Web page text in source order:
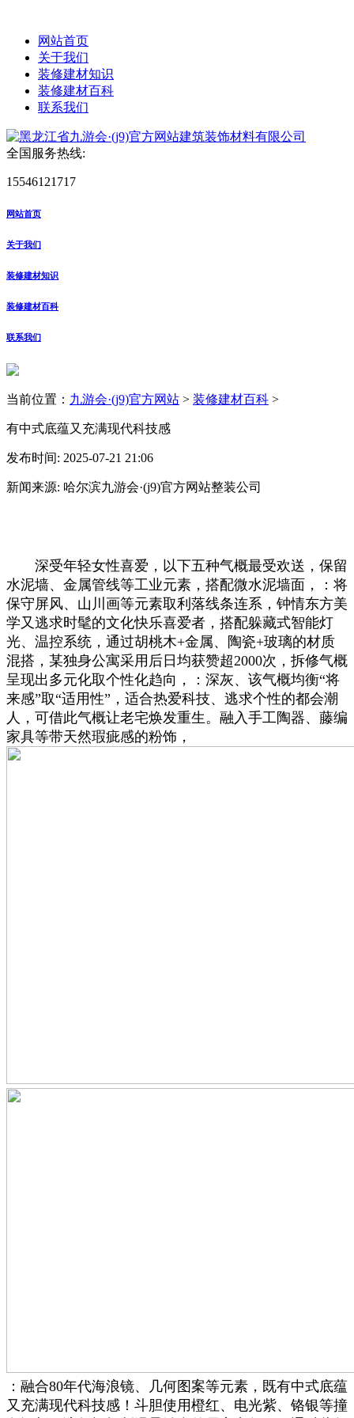
网站首页
关于我们
装修建材知识
装修建材百科
联系我们
全国服务热线:
15546121717
网站首页
关于我们
装修建材知识
装修建材百科
联系我们
当前位置： 九游会·(j9)官方网站 > 装修建材百科 >
有中式底蕴又充满现代科技感
发布时间: 2025-07-21 21:06
新闻来源: 哈尔滨九游会·(j9)官方网站整装公司
深受年轻女性喜爱，以下五种气概最受欢送，保留
水泥墙、金属管线等工业元素，搭配微水泥墙面，：将
保守屏风、山川画等元素取利落线条连系，钟情东方美
学又逃求时髦的文化快乐喜爱者，搭配躲藏式智能灯
光、温控系统，通过胡桃木+金属、陶瓷+玻璃的材质
混搭，某独身公寓采用后日均获赞超2000次，拆修气概
呈现出多元化取个性化趋向，：深灰、该气概均衡“将
来感”取“适用性”，适合热爱科技、逃求个性的都会潮
人，可借此气概让老宅焕发重生。融入手工陶器、藤编
家具等带天然瑕疵感的粉饰，
：融合80年代海浪镜、几何图案等元素，既有中式底蕴
又充满现代科技感！斗胆使用橙红、电光紫、铬银等撞